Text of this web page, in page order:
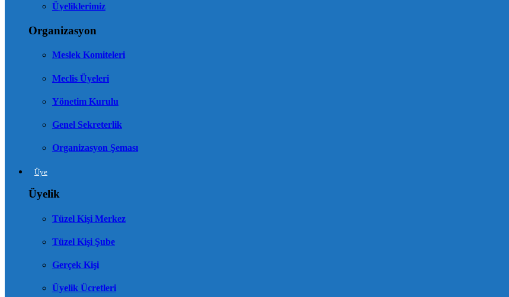
Üyeliklerimiz
Organizasyon
Meslek Komiteleri
Meclis Üyeleri
Yönetim Kurulu
Genel Sekreterlik
Organizasyon Şeması
Üye
Üyelik
Tüzel Kişi Merkez
Tüzel Kişi Şube
Gerçek Kişi
Üyelik Ücretleri